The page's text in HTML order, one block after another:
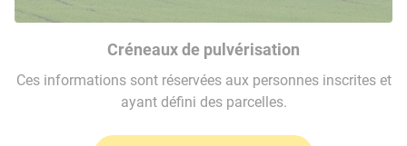
Créneaux de pulvérisation
Ces informations sont réservées aux personnes inscrites et
ayant défini des parcelles.